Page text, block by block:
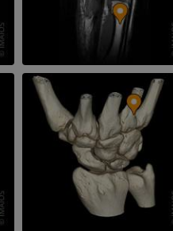
Artrografia do joelho
PREMIUM
IRM do tornezelo e do
retropé
PREMIUM
Antepé IRM